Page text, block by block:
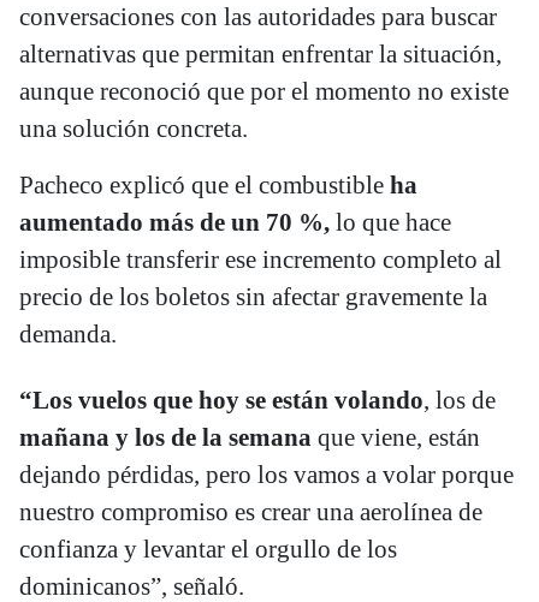
conversaciones con las autoridades para buscar
alternativas que permitan enfrentar la situación,
aunque reconoció que por el momento no existe
una solución concreta.
Pacheco explicó que el combustible ha
aumentado más de un 70 %, lo que hace
imposible transferir ese incremento completo al
precio de los boletos sin afectar gravemente la
demanda.
“Los vuelos que hoy se están volando, los de
mañana y los de la semana que viene, están
dejando pérdidas, pero los vamos a volar porque
nuestro compromiso es crear una aerolínea de
confianza y levantar el orgullo de los
dominicanos”, señaló.